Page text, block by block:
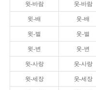
윗-바람 웃-바람
윗-배 웃-배
윗-벌 웃-벌
윗-변 웃-변
윗-사랑 웃-사랑
윗-세장 웃-세장